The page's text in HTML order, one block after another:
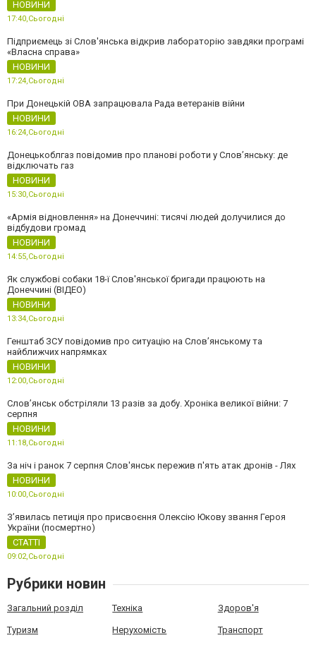
НОВИНИ
17:40,Сьогодні
Підприємець зі Слов'янська відкрив лабораторію завдяки програмі
«Власна справа»
НОВИНИ
17:24,Сьогодні
При Донецькій ОВА запрацювала Рада ветеранів війни
НОВИНИ
16:24,Сьогодні
Донецькоблгаз повідомив про планові роботи у Слов’янську: де
відключать газ
НОВИНИ
15:30,Сьогодні
«Армія відновлення» на Донеччині: тисячі людей долучилися до
відбудови громад
НОВИНИ
14:55,Сьогодні
Як службові собаки 18-ї Слов'янської бригади працюють на
Донеччині (ВІДЕО)
НОВИНИ
13:34,Сьогодні
Генштаб ЗСУ повідомив про ситуацію на Слов’янському та
найближчих напрямках
НОВИНИ
12:00,Сьогодні
Слов’янськ обстріляли 13 разів за добу. Хроніка великої війни: 7
серпня
НОВИНИ
11:18,Сьогодні
За ніч і ранок 7 серпня Слов'янськ пережив п'ять атак дронів - Лях
НОВИНИ
10:00,Сьогодні
З’явилась петиція про присвоєння Олексію Юкову звання Героя
України (посмертно)
СТАТТІ
09:02,Сьогодні
Рубрики новин
Загальний розділ Техніка Здоров'я
Туризм Нерухомість Транспорт